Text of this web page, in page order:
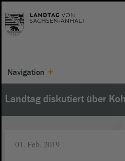
Navigation
Landtag diskutiert über
01. Feb. 2019